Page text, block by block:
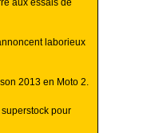
aux essais de
laborieux
2013 en Moto 2.
pour